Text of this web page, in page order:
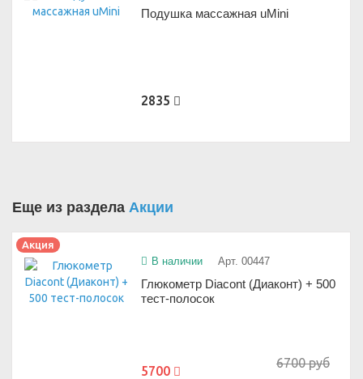
Подушка массажная uMini
2835
Еще из раздела Акции
Акция
В наличии Арт. 00447
Глюкометр Diacont (Диаконт) + 500
тест-полосок
6700 руб
5700